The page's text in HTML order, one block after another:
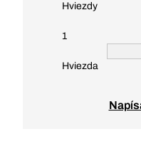
Hviezdy
1
Hviezda